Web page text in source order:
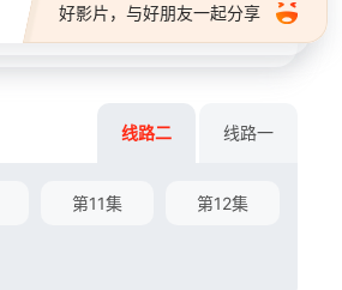
好影片，与好朋友一起分享
线路二 线路一
第11集 第12集